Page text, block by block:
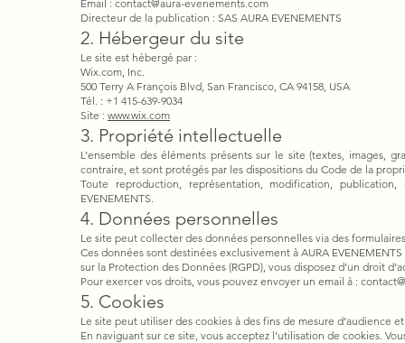
Email : contact@aura-evenements.com
Directeur de la publication : SAS AURA EVENEMENTS
2. Hébergeur du site
Le site est hébergé par :
Wix.com, Inc.
500 Terry A François Blvd, San Francisco, CA 94158, USA
Tél. : +1 415-639-9034
Site : www.wix.com
3. Propriété intellectuelle
L’ensemble des éléments présents sur le site (textes, images,
contraire, et sont protégés par les dispositions du Code de la
Toute reproduction, représentation, modification,
EVENEMENTS.
4. Données personnelles
Le site peut collecter des données personnelles via des
Ces données sont destinées exclusivement à AURA
sur la Protection des Données (RGPD), vous disposez d’un droit
Pour exercer vos droits, vous pouvez envoyer un email à :
5. Cookies
Le site peut utiliser des cookies à des fins de mesure d’audience
En naviguant sur ce site, vous acceptez l’utilisation de cookies.